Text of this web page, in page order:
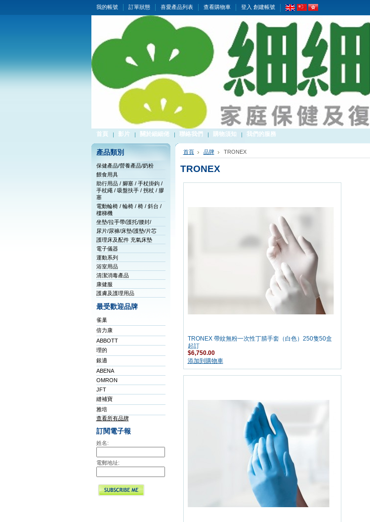
我的帳號 訂單狀態 喜愛產品列表 查看購物車 登入 創建帳號
首頁 影片 關於細細佬 聯絡我們 購物須知 我們的服務
產品類別
保健產品/營養產品/奶粉
餵食用具
助行用品 / 腳塞 / 手杖掛鈎 /
手杖繩 / 吸盤扶手 / 拐杖 / 膠
塞
電動輪椅 / 輪椅 / 椅 / 斜台 /
樓梯機
坐墊/拉手帶/護托/腰封/
尿片/尿褲/床墊/護墊/片芯
護理床及配件 充氣床墊
電子儀器
運動系列
浴室用品
清潔消毒產品
康健服
護膚及護理用品
最受歡迎品牌
雀巢
倍力康
ABBOTT
理的
銀適
ABENA
OMRON
JFT
縫補寶
雅培
查看所有品牌
訂閱電子報
姓名:
電郵地址:
首頁 品牌 TRONEX
TRONEX
TRONEX 帶紋無粉一次性丁腈手套（白色）250隻50盒
起訂
$6,750.00
添加到購物車